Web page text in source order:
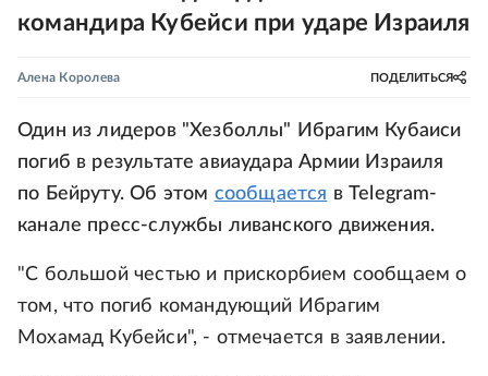
командира Кубейси при ударе Израиля
Алена Королева ПОДЕЛИТЬСЯ
Один из лидеров "Хезболлы" Ибрагим Кубаиси
погиб в результате авиаудара Армии Израиля
по Бейруту. Об этом сообщается в Telegram-
канале пресс-службы ливанского движения.
"С большой честью и прискорбием сообщаем о
том, что погиб командующий Ибрагим
Мохамад Кубейси", - отмечается в заявлении.